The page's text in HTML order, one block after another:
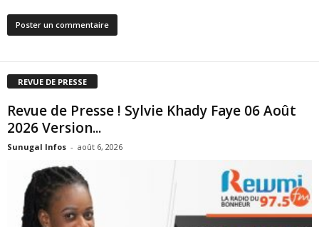
REVUE DE PRESSE
Revue de Presse ! Sylvie Khady Faye 06 Août
2026 Version...
Sunugal Infos - août 6, 2026